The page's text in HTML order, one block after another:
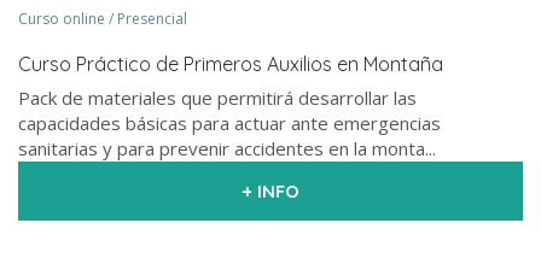
Curso online / Presencial
Curso Práctico de Primeros Auxilios en Montaña
Pack de materiales que permitirá desarrollar las
capacidades básicas para actuar ante emergencias
sanitarias y para prevenir accidentes en la monta...
+ INFO